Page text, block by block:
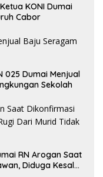
KONI Dumai
Cabor
025 Dumai Menjual
Sekolah
RN Arogan Saat
Diduga Kesal